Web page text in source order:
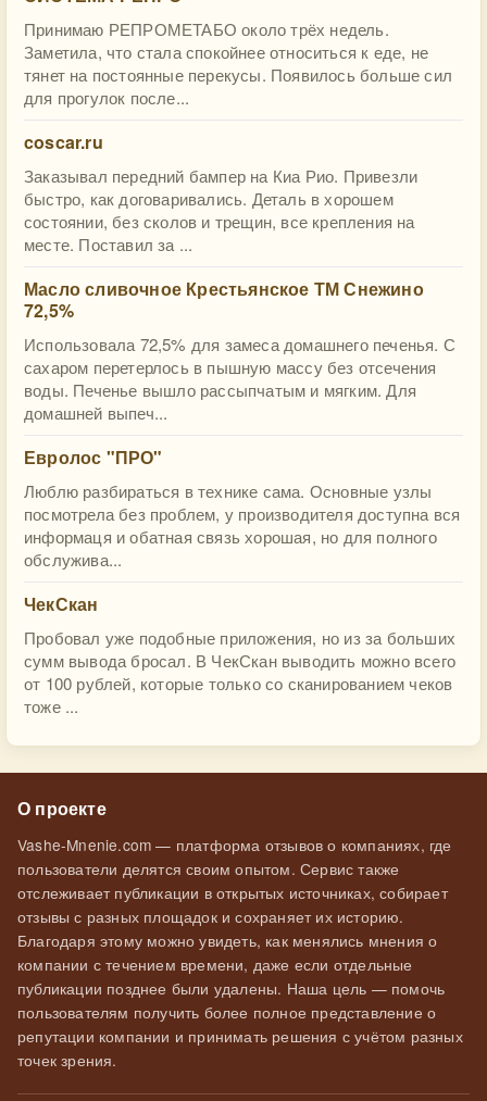
Принимаю РЕПРОМЕТАБО около трёх недель.
Заметила, что стала спокойнее относиться к еде, не
тянет на постоянные перекусы. Появилось больше сил
для прогулок после...
coscar.ru
Заказывал передний бампер на Киа Рио. Привезли
быстро, как договаривались. Деталь в хорошем
состоянии, без сколов и трещин, все крепления на
месте. Поставил за ...
Масло сливочное Крестьянское ТМ Снежино
72,5%
Использовала 72,5% для замеса домашнего печенья. С
сахаром перетерлось в пышную массу без отсечения
воды. Печенье вышло рассыпчатым и мягким. Для
домашней выпеч...
Евролос "ПРО"
Люблю разбираться в технике сама. Основные узлы
посмотрела без проблем, у производителя доступна вся
информаця и обатная связь хорошая, но для полного
обслужива...
ЧекСкан
Пробовал уже подобные приложения, но из за больших
сумм вывода бросал. В ЧекСкан выводить можно всего
от 100 рублей, которые только со сканированием чеков
тоже ...
О проекте
Vashe-Mnenie.com — платформа отзывов о компаниях, где
пользователи делятся своим опытом. Сервис также
отслеживает публикации в открытых источниках, собирает
отзывы с разных площадок и сохраняет их историю.
Благодаря этому можно увидеть, как менялись мнения о
компании с течением времени, даже если отдельные
публикации позднее были удалены. Наша цель — помочь
пользователям получить более полное представление о
репутации компании и принимать решения с учётом разных
точек зрения.